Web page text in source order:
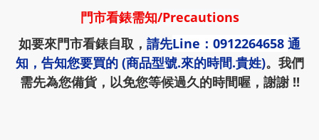
門市看錶需知/Precautions
如要來門市看錶自取， 請先Line：0912264658 通
知，告知您要買的 (商品型號.來的時間.貴姓)。我們
需先為您備貨，以免您等候過久的時間喔，謝謝 !!